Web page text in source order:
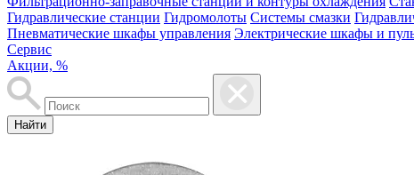
Гидравлические станции Гидромолоты Системы смазки
Пневматические шкафы управления Электрические шкафы и
Сервис
Акции, %
Найти